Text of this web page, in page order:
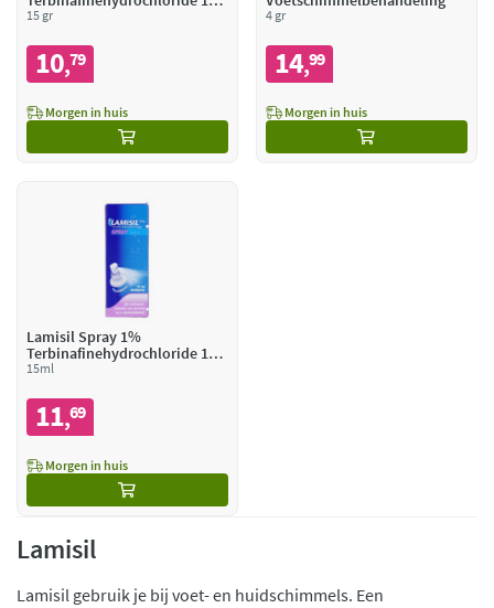
mg/g
15 gr
10,79
Morgen in huis
4 gr
14,99
Morgen in huis
Lamisil Spray 1%
Terbinafinehydrochloride 10
mg/g
15ml
11,69
Morgen in huis
Lamisil
Lamisil gebruik je bij voet- en huidschimmels. Een